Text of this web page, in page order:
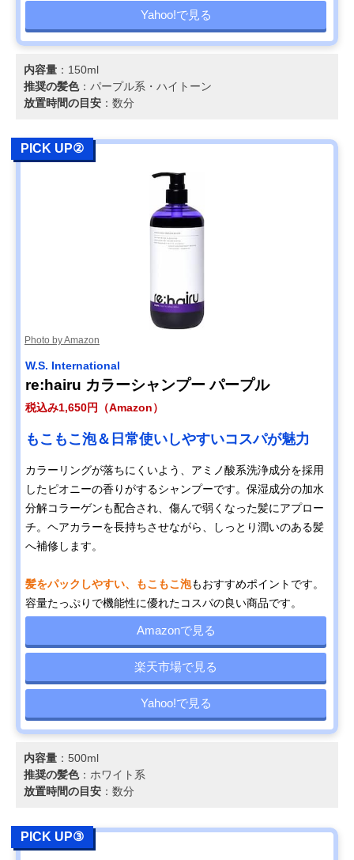
Yahoo!で見る
内容量 ：150ml
推奨の髪色：パープル系・ハイトーン
放置時間の目安 ：数分
PICK UP②
Photo by Amazon
W.S. International
re:hairu カラーシャンプー パープル
税込み1,650円（Amazon）
もこもこ泡＆日常使いしやすいコスパが魅力
カラーリングが落ちにくいよう、アミノ酸系洗浄成分を採用
したピオニーの香りがするシャンプーです。保湿成分の加水
分解コラーゲンも配合され、傷んで弱くなった髪にアプロー
チ。ヘアカラーを長持ちさせながら、しっとり潤いのある髪
へ補修します。
髪をパックしやすい、もこもこ泡もおすすめポイントです。
容量たっぷりで機能性に優れたコスパの良い商品です。
Amazonで見る
楽天市場で見る
Yahoo!で見る
内容量 ：500ml
推奨の髪色：ホワイト系
放置時間の目安 ：数分
PICK UP③